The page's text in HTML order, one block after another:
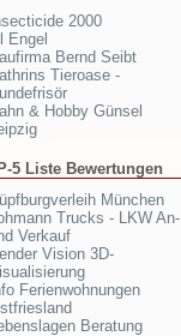
2000
Engel
Bernd Seibt
Tieroase -
& Hobby Günsel
5 Liste Bewertungen
München
Trucks - LKW An-
Verkauf
Vision 3D-
Ferienwohnungen
Beratung